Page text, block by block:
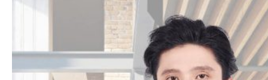
khách hàng muốn tham khảo thêm các chất liệu
khác cao cấp hơn, vui lòng liên hệ với Mitu.
Dịch Vụ In - Thêu Theo Yêu Cầu
Đồng phục Mitu nhận In - Thêu theo yêu cầu.